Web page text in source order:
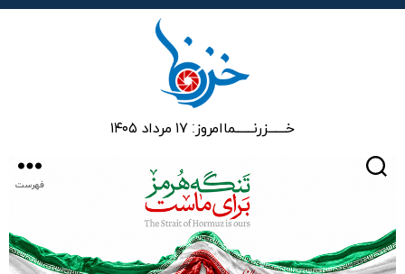
خـــــــزرنـــــــماامروز: ۱۷ مرداد ۱۴۰۵
فهرست